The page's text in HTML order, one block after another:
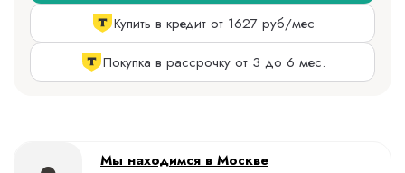
Купить в кредит от 1627 руб/мес
Покупка в рассрочку от 3 до 6 мес.
Мы находимся в Москве